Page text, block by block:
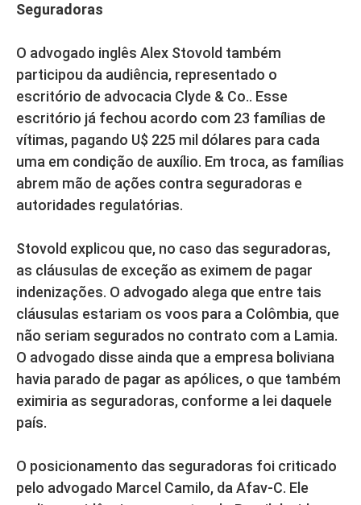
Seguradoras
O advogado inglês Alex Stovold também
participou da audiência, representado o
escritório de advocacia Clyde & Co.. Esse
escritório já fechou acordo com 23 famílias de
vítimas, pagando U$ 225 mil dólares para cada
uma em condição de auxílio. Em troca, as famílias
abrem mão de ações contra seguradoras e
autoridades regulatórias.
Stovold explicou que, no caso das seguradoras,
as cláusulas de exceção as eximem de pagar
indenizações. O advogado alega que entre tais
cláusulas estariam os voos para a Colômbia, que
não seriam segurados no contrato com a Lamia.
O advogado disse ainda que a empresa boliviana
havia parado de pagar as apólices, o que também
eximiria as seguradoras, conforme a lei daquele
país.
O posicionamento das seguradoras foi criticado
pelo advogado Marcel Camilo, da Afav-C. Ele